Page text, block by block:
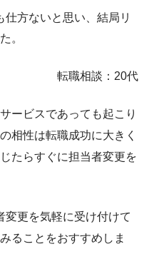
方ないと思い、結局リ
。
転職相談：20代
ービスであっても起こり
相性は転職成功に大きく
たらすぐに担当者変更を
変更を気軽に受け付けて
ることをおすすめしま